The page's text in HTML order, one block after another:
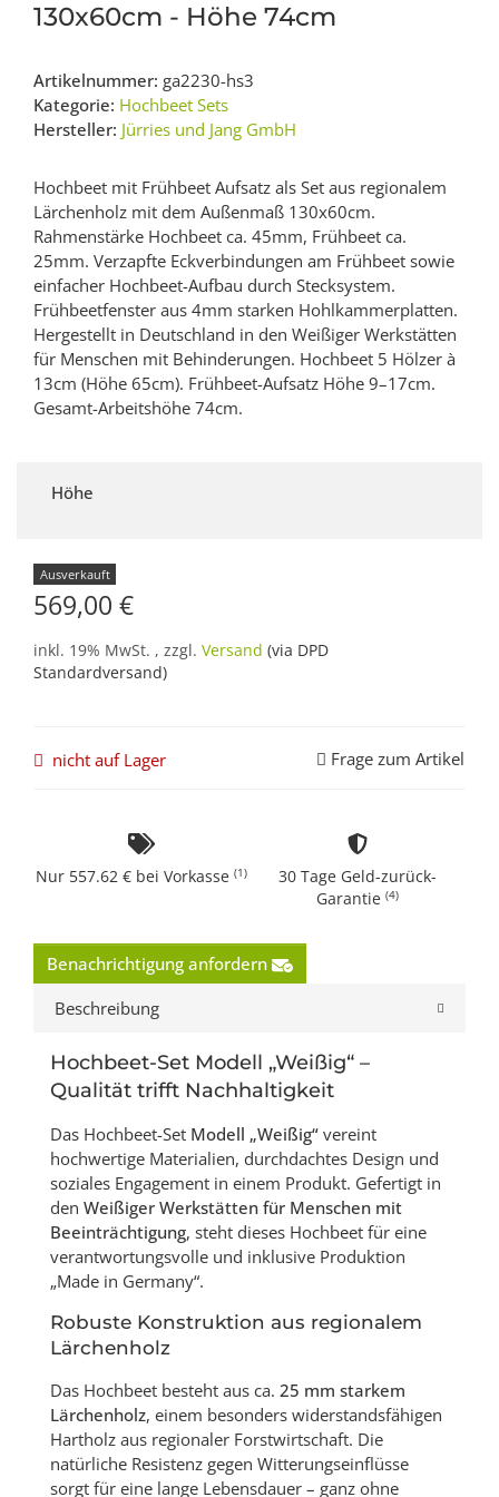
130x60cm - Höhe 74cm
Artikelnummer: ga2230-hs3
Kategorie: Hochbeet Sets
Hersteller: Jürries und Jang GmbH
Hochbeet mit Frühbeet Aufsatz als Set aus regionalem
Lärchenholz mit dem Außenmaß 130x60cm.
Rahmenstärke Hochbeet ca. 45mm, Frühbeet ca.
25mm. Verzapfte Eckverbindungen am Frühbeet sowie
einfacher Hochbeet-Aufbau durch Stecksystem.
Frühbeetfenster aus 4mm starken Hohlkammerplatten.
Hergestellt in Deutschland in den Weißiger Werkstätten
für Menschen mit Behinderungen. Hochbeet 5 Hölzer à
13cm (Höhe 65cm). Frühbeet-Aufsatz Höhe 9–17cm.
Gesamt-Arbeitshöhe 74cm.
Höhe
Ausverkauft
569,00 €
inkl. 19% MwSt. , zzgl. Versand (via DPD
Standardversand)
nicht auf Lager Frage zum Artikel
Nur 557.62 € bei Vorkasse (1)
30 Tage Geld-zurück-
Garantie (4)
Benachrichtigung anfordern
Beschreibung
Hochbeet-Set Modell „Weißig“ –
Qualität trifft Nachhaltigkeit
Das Hochbeet-Set Modell „Weißig“ vereint
hochwertige Materialien, durchdachtes Design und
soziales Engagement in einem Produkt. Gefertigt in
den Weißiger Werkstätten für Menschen mit
Beeinträchtigung, steht dieses Hochbeet für eine
verantwortungsvolle und inklusive Produktion
„Made in Germany“.
Robuste Konstruktion aus regionalem
Lärchenholz
Das Hochbeet besteht aus ca. 25 mm starkem
Lärchenholz, einem besonders widerstandsfähigen
Hartholz aus regionaler Forstwirtschaft. Die
natürliche Resistenz gegen Witterungseinflüsse
sorgt für eine lange Lebensdauer – ganz ohne